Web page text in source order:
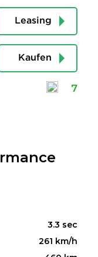
Leasing
Kaufen
7
3.3 sec
261 km/h